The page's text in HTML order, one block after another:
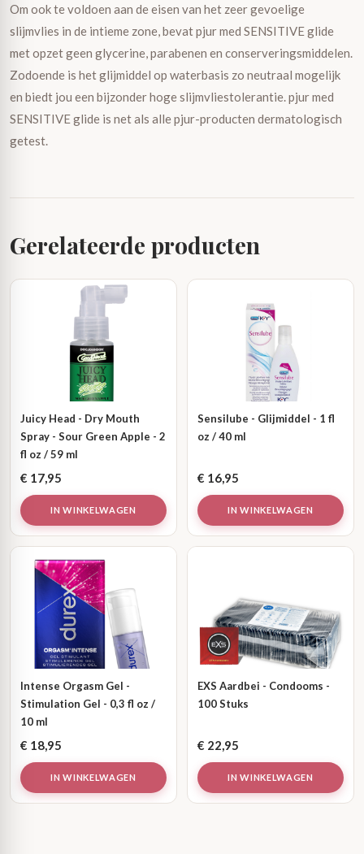
Om ook te voldoen aan de eisen van het zeer gevoelige
slijmvlies in de intieme zone, bevat pjur med SENSITIVE glide
met opzet geen glycerine, parabenen en conserveringsmiddelen.
Zodoende is het glijmiddel op waterbasis zo neutraal mogelijk
en biedt jou een bijzonder hoge slijmvliestolerantie. pjur med
SENSITIVE glide is net als alle pjur-producten dermatologisch
getest.
Gerelateerde producten
Juicy Head - Dry Mouth
Spray - Sour Green Apple - 2
fl oz / 59 ml
€ 17,95
IN WINKELWAGEN
Sensilube - Glijmiddel - 1 fl
oz / 40 ml
€ 16,95
IN WINKELWAGEN
Intense Orgasm Gel -
Stimulation Gel - 0,3 fl oz /
10 ml
€ 18,95
IN WINKELWAGEN
EXS Aardbei - Condooms -
100 Stuks
€ 22,95
IN WINKELWAGEN